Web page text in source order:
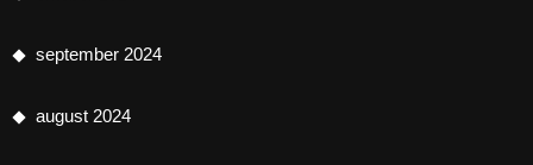
september 2024
august 2024